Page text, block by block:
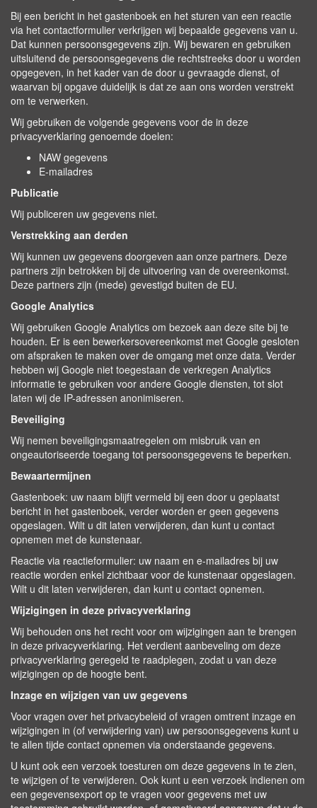
Bij een bericht in het gastenboek en het sturen van een reactie
via het contactformulier verkrijgen wij bepaalde gegevens van u.
Dat kunnen persoonsgegevens zijn. Wij bewaren en gebruiken
uitsluitend de persoonsgegevens die rechtstreeks door u worden
opgegeven, in het kader van de door u gevraagde dienst, of
waarvan bij opgave duidelijk is dat ze aan ons worden verstrekt
om te verwerken.
Wij gebruiken de volgende gegevens voor de in deze
privacyverklaring genoemde doelen:
NAW gegevens
E-mailadres
Publicatie
Wij publiceren uw gegevens niet.
Verstrekking aan derden
Wij kunnen uw gegevens doorgeven aan onze partners. Deze
partners zijn betrokken bij de uitvoering van de overeenkomst.
Deze partners zijn (mede) gevestigd buiten de EU.
Google Analytics
Wij gebruiken Google Analytics om bezoek aan deze site bij te
houden. Er is een bewerkersovereenkomst met Google gesloten
om afspraken te maken over de omgang met onze data. Verder
hebben wij Google niet toegestaan de verkregen Analytics
informatie te gebruiken voor andere Google diensten, tot slot
laten wij de IP-adressen anonimiseren.
Beveiliging
Wij nemen beveiligingsmaatregelen om misbruik van en
ongeautoriseerde toegang tot persoonsgegevens te beperken.
Bewaartermijnen
Gastenboek: uw naam blijft vermeld bij een door u geplaatst
bericht in het gastenboek, verder worden er geen gegevens
opgeslagen. Wilt u dit laten verwijderen, dan kunt u contact
opnemen met de kunstenaar.
Reactie via reactieformulier: uw naam en e-mailadres bij uw
reactie worden enkel zichtbaar voor de kunstenaar opgeslagen.
Wilt u dit laten verwijderen, dan kunt u contact opnemen.
Wijzigingen in deze privacyverklaring
Wij behouden ons het recht voor om wijzigingen aan te brengen
in deze privacyverklaring. Het verdient aanbeveling om deze
privacyverklaring geregeld te raadplegen, zodat u van deze
wijzigingen op de hoogte bent.
Inzage en wijzigen van uw gegevens
Voor vragen over het privacybeleid of vragen omtrent inzage en
wijzigingen in (of verwijdering van) uw persoonsgegevens kunt u
te allen tijde contact opnemen via onderstaande gegevens.
U kunt ook een verzoek toesturen om deze gegevens in te zien,
te wijzigen of te verwijderen. Ook kunt u een verzoek indienen om
een gegevensexport op te vragen voor gegevens met uw